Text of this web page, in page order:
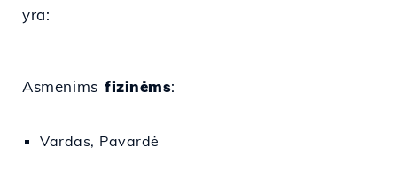
yra:
Asmenimsfizinėms:
Vardas, Pavardė